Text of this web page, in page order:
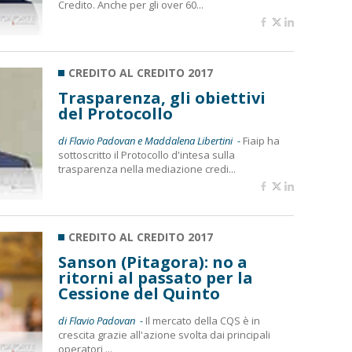
Credito. Anche per gli over 60...
CREDITO AL CREDITO 2017
Trasparenza, gli obiettivi
del Protocollo
di Flavio Padovan e Maddalena Libertini - Fiaip ha
sottoscritto il Protocollo d'intesa sulla
trasparenza nella mediazione credi...
CREDITO AL CREDITO 2017
Sanson (Pitagora): no a
ritorni al passato per la
Cessione del Quinto
di Flavio Padovan - Il mercato della CQS è in
crescita grazie all'azione svolta dai principali
operatori ...